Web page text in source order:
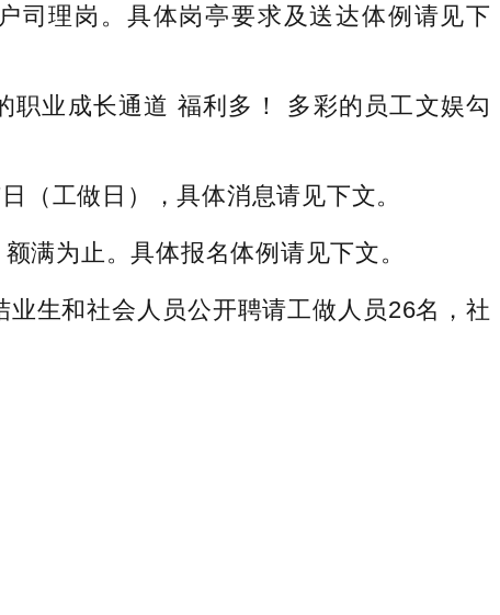
理岗。具体岗亭要求及送达体例请见下
业成长通道 福利多！ 多彩的员工文娱勾
工做日），具体消息请见下文。
为止。具体报名体例请见下文。
生和社会人员公开聘请工做人员26名，社